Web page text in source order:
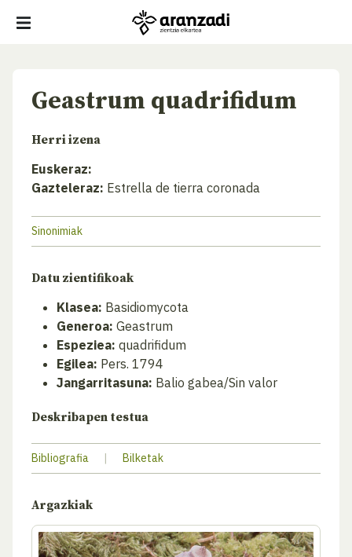
Geastrum quadrifidum
Herri izena
Euskeraz:
Gazteleraz: Estrella de tierra coronada
Sinonimiak
Datu zientifikoak
Klasea: Basidiomycota
Generoa: Geastrum
Espeziea: quadrifidum
Egilea: Pers. 1794
Jangarritasuna: Balio gabea/Sin valor
Deskribapen testua
Bibliografia | Bilketak
Argazkiak